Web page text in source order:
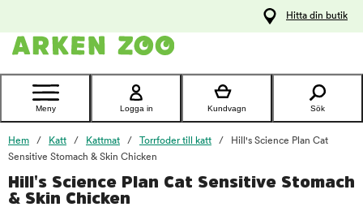
Kontakta
Hitta din butik
Meny Logga in Kundvagn Sök
Hem Katt Kattmat Torrfoder till katt
Hill's Science Plan Cat
Sensitive Stomach & Skin Chicken
Hill's Science Plan Cat Sensitive Stomach
& Skin Chicken
foo